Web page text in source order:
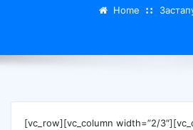
Home
[vc_row][vc_column width=”2/